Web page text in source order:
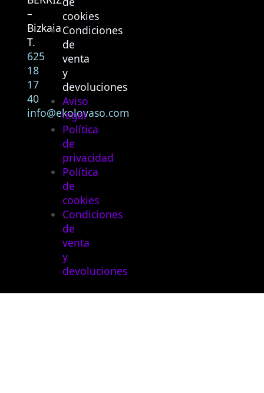
–
Bizkaia
T.
625
18
17
40
info@ekolovaso.com
cookies
Condiciones
de
venta
y
devoluciones
Aviso
legal
Política
de
privacidad
Política
de
cookies
Condiciones
de
venta
y
devoluciones